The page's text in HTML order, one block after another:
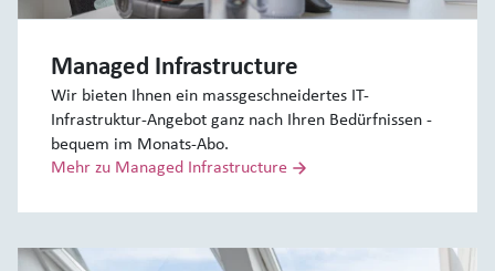
Managed Infrastructure
Wir bieten Ihnen ein massgeschneidertes IT-
Infrastruktur-Angebot ganz nach Ihren Bedürfnissen -
bequem im Monats-Abo.
Mehr zu Managed Infrastructure